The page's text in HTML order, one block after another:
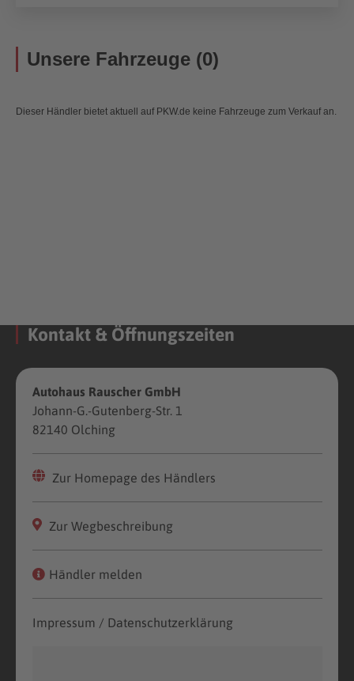
Unsere Fahrzeuge (0)
Dieser Händler bietet aktuell auf PKW.de keine Fahrzeuge zum Verkauf an.
Kontakt & Öffnungszeiten
Autohaus Rauscher GmbH
Johann-G.-Gutenberg-Str. 1
82140 Olching
Zur Homepage des Händlers
Zur Wegbeschreibung
Händler melden
Impressum / Datenschutzerklärung